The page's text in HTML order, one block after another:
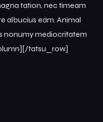
tation, nec timeam
albucius eam. Animal
nonumy mediocritatem
tatsu_row]